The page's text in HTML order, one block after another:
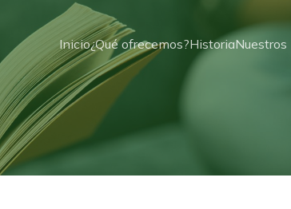
Inicio¿Qué ofrecemos?Historia